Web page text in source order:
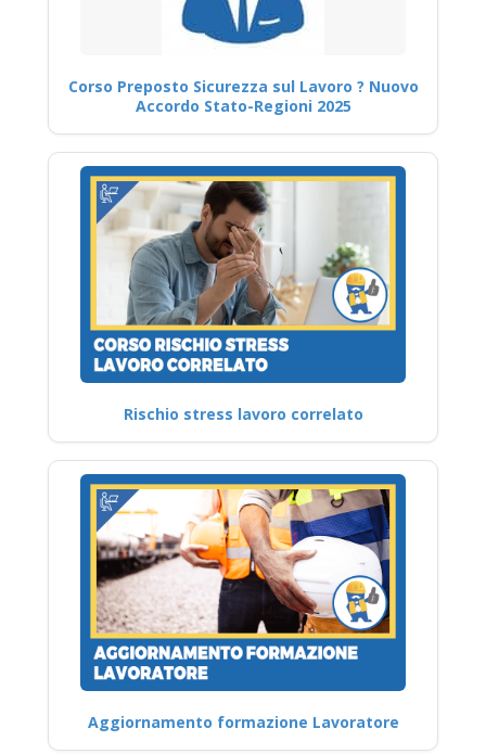
Corso Preposto Sicurezza sul Lavoro ? Nuovo
Accordo Stato-Regioni 2025
Rischio stress lavoro correlato
Aggiornamento formazione Lavoratore